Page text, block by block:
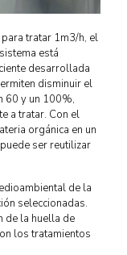
tratar 1m3/h, el
está
desarrollada
disminuir el
60 y un 100%,
a tratar. Con el
orgánica en un
ser reutilizar
de la
seleccionadas.
de la huella de
los tratamientos